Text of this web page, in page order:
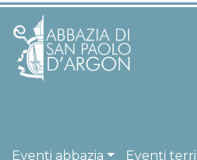
Eventi abbazia Eventi